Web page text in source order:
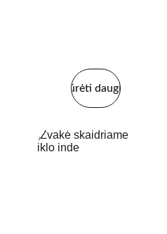
Žiūrėti daugiau